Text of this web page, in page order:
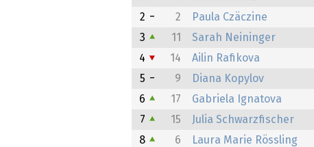
2
2 Paula Czäczine
3
11 Sarah Neininger
4
14 Ailin Rafikova
5
9 Diana Kopylov
6
17 Gabriela Ignatova
7
15 Julia Schwarzfischer
8
6 Laura Marie Rössling